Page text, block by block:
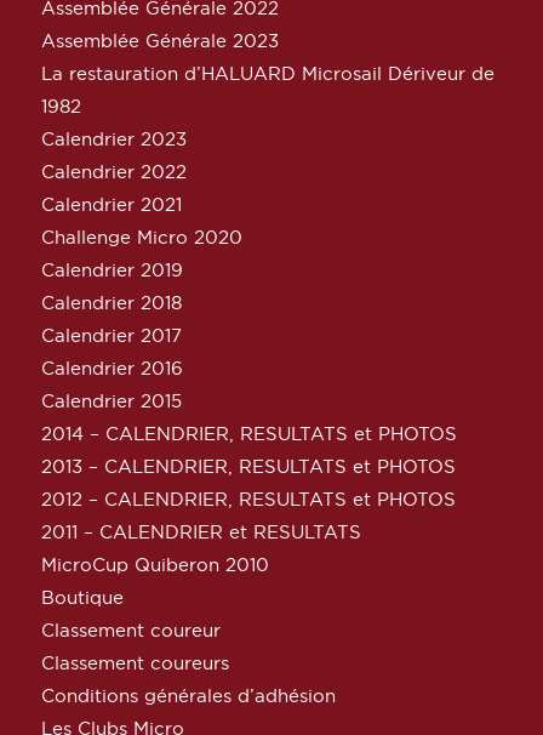
Assemblée Générale 2022
Assemblée Générale 2023
La restauration d’HALUARD Microsail Dériveur de
1982
Calendrier 2023
Calendrier 2022
Calendrier 2021
Challenge Micro 2020
Calendrier 2019
Calendrier 2018
Calendrier 2017
Calendrier 2016
Calendrier 2015
2014 – CALENDRIER, RESULTATS et PHOTOS
2013 – CALENDRIER, RESULTATS et PHOTOS
2012 – CALENDRIER, RESULTATS et PHOTOS
2011 – CALENDRIER et RESULTATS
MicroCup Quiberon 2010
Boutique
Classement coureur
Classement coureurs
Conditions générales d’adhésion
Les Clubs Micro